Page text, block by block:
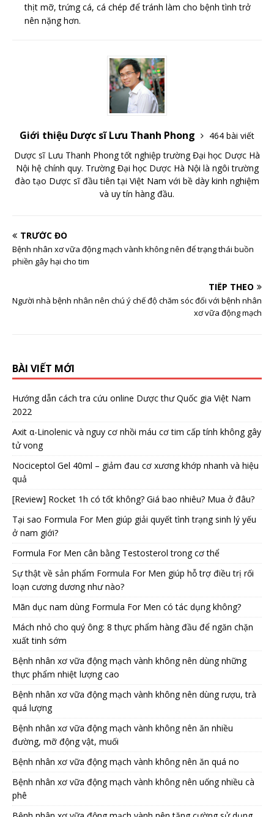
thịt mỡ, trứng cá, cá chép để tránh làm cho bệnh tình trở
nên nặng hơn.
Giới thiệu Dược sĩ Lưu Thanh Phong
464 bài viết
Dược sĩ Lưu Thanh Phong tốt nghiệp trường Đại học Dược Hà
Nội hệ chính quy. Trường Đại học Dược Hà Nội là ngôi trường
đào tạo Dược sĩ đầu tiên tại Việt Nam với bề dày kinh nghiệm
và uy tín hàng đầu.
TRƯỚC ĐÓ
Bệnh nhân xơ vữa động mạch vành không nên để trạng thái buồn
phiền gây hại cho tim
TIẾP THEO
Người nhà bệnh nhân nên chú ý chế độ chăm sóc đối với bệnh nhân
xơ vữa động mạch
BÀI VIẾT MỚI
Hướng dẫn cách tra cứu online Dược thư Quốc gia Việt Nam
2022
Axit α-Linolenic và nguy cơ nhồi máu cơ tim cấp tính không gây
tử vong
Nociceptol Gel 40ml – giảm đau cơ xương khớp nhanh và hiệu
quả
[Review] Rocket 1h có tốt không? Giá bao nhiêu? Mua ở đâu?
Tại sao Formula For Men giúp giải quyết tình trạng sinh lý yếu
ở nam giới?
Formula For Men cân bằng Testosterol trong cơ thể
Sự thật về sản phẩm Formula For Men giúp hỗ trợ điều trị rối
loạn cương dương như nào?
Mãn dục nam dùng Formula For Men có tác dụng không?
Mách nhỏ cho quý ông: 8 thực phẩm hàng đầu để ngăn chặn
xuất tinh sớm
Bệnh nhân xơ vữa động mạch vành không nên dùng những
thực phẩm nhiệt lượng cao
Bệnh nhân xơ vữa động mạch vành không nên dùng rượu, trà
quá lượng
Bệnh nhân xơ vữa động mạch vành không nên ăn nhiều
đường, mỡ động vật, muối
Bệnh nhân xơ vữa động mạch vành không nên ăn quá no
Bệnh nhân xơ vữa động mạch vành không nên uống nhiều cà
phê